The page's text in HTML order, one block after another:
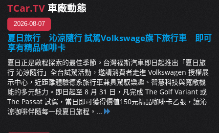
TCar.TV 車廠動態
2026-08-07
夏日旅行 沁涼隨行 試駕Volkswage旗下旅行車 即可
享有精品咖啡卡
夏日正是啟程探索的最佳季節。台灣福斯汽車即日起推出「夏日旅
行 沁涼隨行」全台試駕活動，邀請消費者走進 Volkswagen 授權展
示中心，近距離體驗德系旅行車兼具駕馭樂趣、智慧科技與寬敞機
能的多元魅力。即日起至 8 月 31 日，凡完成 The Golf Variant 或
The Passat 試駕，當日即可獲得價值150元精品咖啡卡乙張，讓沁
涼咖啡伴隨每一段夏日旅程。...